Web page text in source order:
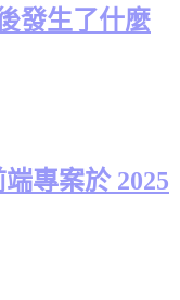
發生了什麼
專案於 2025